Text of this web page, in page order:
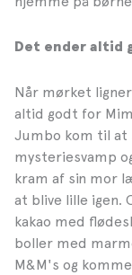
Det ender altid
Når mørket
altid godt for
Jumbo kom til at
mysteriesvamp
kram af sin mor
at blive lille igen.
kakao med
boller med
M&M's og